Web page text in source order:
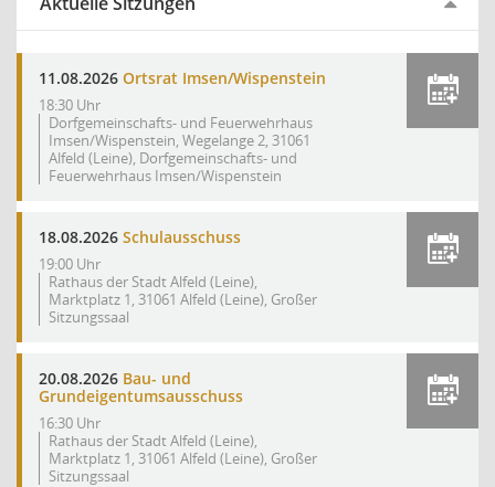
11.08.2026 Ortsrat Imsen/Wispenstein
18:30 Uhr
Dorfgemeinschafts- und Feuerwehrhaus
Imsen/Wispenstein, Wegelange 2, 31061
Alfeld (Leine), Dorfgemeinschafts- und
Feuerwehrhaus Imsen/Wispenstein
18.08.2026 Schulausschuss
19:00 Uhr
Rathaus der Stadt Alfeld (Leine),
Marktplatz 1, 31061 Alfeld (Leine), Großer
Sitzungssaal
20.08.2026 Bau- und
Grundeigentumsausschuss
16:30 Uhr
Rathaus der Stadt Alfeld (Leine),
Marktplatz 1, 31061 Alfeld (Leine), Großer
Sitzungssaal